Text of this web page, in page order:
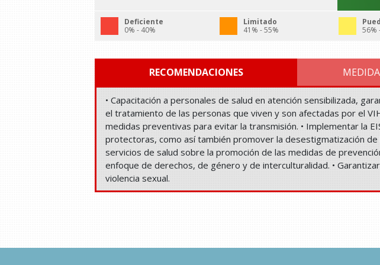
Deficiente
0% - 40%
Limitado
41% - 55%
56%
RECOMENDACIONES
• Capacitación a personales de salud en atención sensibilizada,
el tratamiento de las personas que viven y son afectadas por el
medidas preventivas para evitar la transmisión. • Implementar la
protectoras, como así también promover la desestigmatización de
servicios de salud sobre la promoción de las medidas de
enfoque de derechos, de género y de interculturalidad. •
violencia sexual.